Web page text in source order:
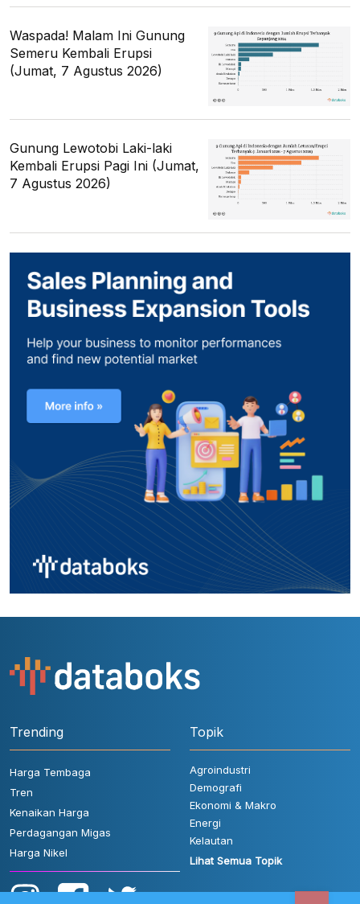
Waspada! Malam Ini Gunung
Semeru Kembali Erupsi
(Jumat, 7 Agustus 2026)
Gunung Lewotobi Laki-laki
Kembali Erupsi Pagi Ini (Jumat,
7 Agustus 2026)
Trending
Harga Tembaga
Tren
Kenaikan Harga
Perdagangan Migas
Harga Nikel
Topik
Agroindustri
Demografi
Ekonomi & Makro
Energi
Kelautan
Lihat Semua Topik